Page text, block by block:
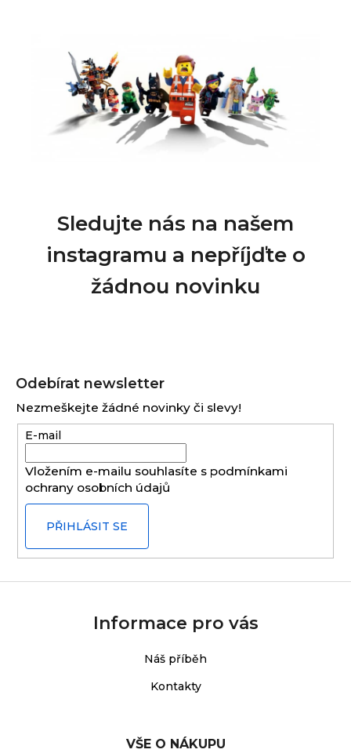
Sledujte nás na našem
instagramu a nepříjďte o
žádnou novinku
Odebírat newsletter
Nezmeškejte žádné novinky či slevy!
E-mail
Vložením e-mailu souhlasíte s podmínkami
ochrany osobních údajů
PŘIHLÁSIT SE
Informace pro vás
Náš příběh
Kontakty
VŠE O NÁKUPU